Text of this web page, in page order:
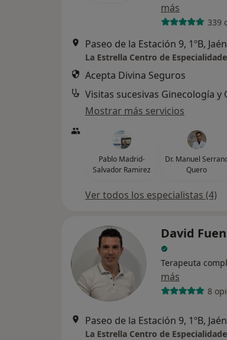
más
339
Paseo de la Estación 9, 1ºB, Jaén
La Estrella Centro de
Acepta Divina Seguros
Visitas sucesivas Ginecología y
Mostrar más servicios
Pablo Madrid-
Salvador Ramirez
Dr. Manuel
Quero
Ver todos los especialistas (4)
David
Terapeuta
más
8
Paseo de la Estación 9, 1ºB, Jaén
La Estrella Centro de